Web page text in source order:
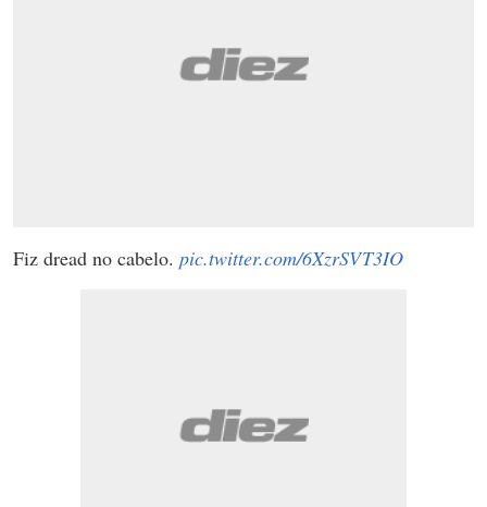
Fiz dread no cabelo. pic.twitter.com/6XzrSVT3IO